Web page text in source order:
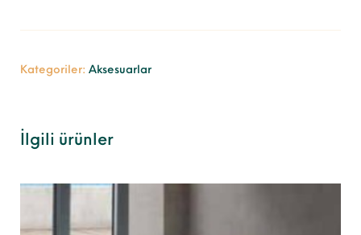
Kategoriler:Aksesuarlar
İlgili ürünler